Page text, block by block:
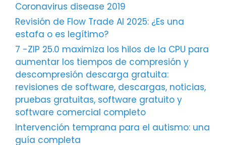
Coronavirus disease 2019
Revisión de Flow Trade AI 2025: ¿Es una
estafa o es legítimo?
7 -ZIP 25.0 maximiza los hilos de la CPU para
aumentar los tiempos de compresión y
descompresión descarga gratuita:
revisiones de software, descargas, noticias,
pruebas gratuitas, software gratuito y
software comercial completo
Intervención temprana para el autismo: una
guía completa